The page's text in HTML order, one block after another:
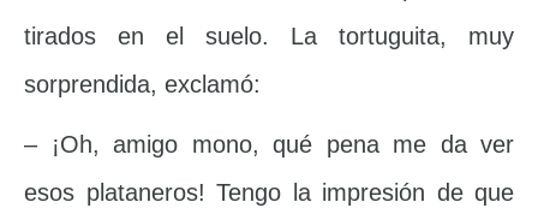
tirados en el suelo. La tortuguita, muy
sorprendida, exclamó:
– ¡Oh, amigo mono, qué pena me da ver
esos plataneros! Tengo la impresión de que